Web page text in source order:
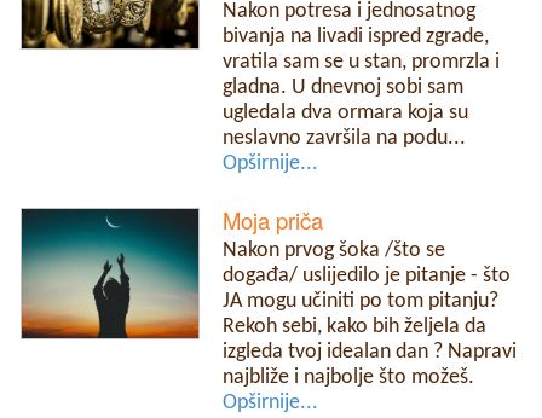
Nakon potresa i jednosatnog
bivanja na livadi ispred zgrade,
vratila sam se u stan, promrzla i
gladna. U dnevnoj sobi sam
ugledala dva ormara koja su
neslavno završila na podu...
Opširnije...
Moja priča
Nakon prvog šoka /što se
događa/ uslijedilo je pitanje - što
JA mogu učiniti po tom pitanju?
Rekoh sebi, kako bih željela da
izgleda tvoj idealan dan ? Napravi
najbliže i najbolje što možeš.
Opširnije...